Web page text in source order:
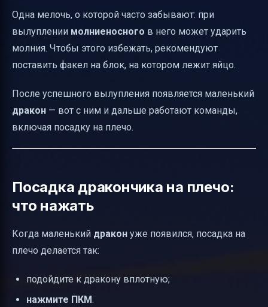
Одна мелочь, о которой часто забывают: при
вылуплении молниеносного в него может ударить
молния. Чтобы этого избежать, рекомендуют
поставить факел на блок, на котором лежит яйцо.
После успешного вылупления появляется маленький
дракон — вот с ним и дальше работают команды,
включая посадку на плечо.
Посадка дракончика на плечо:
что нажать
Когда маленький дракон уже появился, посадка на
плечо делается так:
подойдите к дракону вплотную;
нажмите ПКМ.